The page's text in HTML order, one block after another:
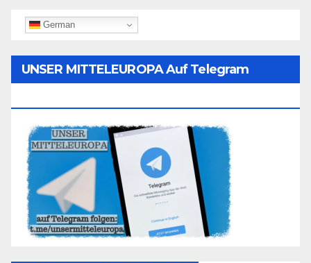
German
UNSER MITTELEUROPA Auf Telegram